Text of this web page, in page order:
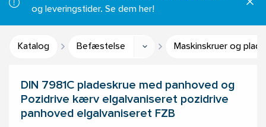
og leveringstider. Se dem her!
Katalog Befæstelse Maskinskruer og
DIN 7981C pladeskrue med panhoved og
Pozidrive kærv elgalvaniseret pozidrive
panhoved elgalvaniseret FZB